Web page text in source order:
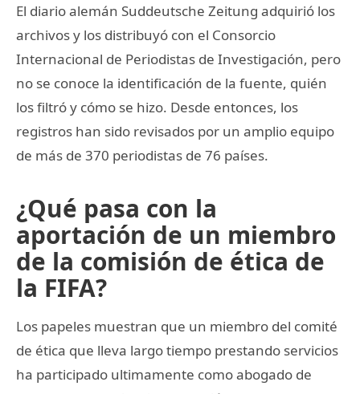
El diario alemán Suddeutsche Zeitung adquirió los
archivos y los distribuyó con el Consorcio
Internacional de Periodistas de Investigación, pero
no se conoce la identificación de la fuente, quién
los filtró y cómo se hizo. Desde entonces, los
registros han sido revisados por un amplio equipo
de más de 370 periodistas de 76 países.
¿Qué pasa con la
aportación de un miembro
de la comisión de ética de
la FIFA?
Los papeles muestran que un miembro del comité
de ética que lleva largo tiempo prestando servicios
ha participado ultimamente como abogado de